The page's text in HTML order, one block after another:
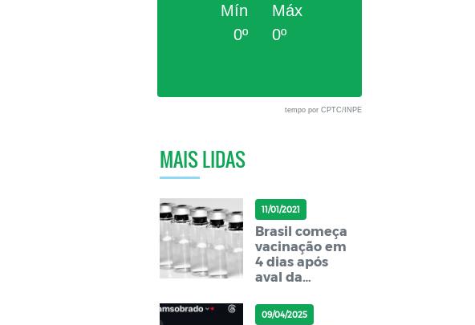
Mín
0º
Máx
0º
tempo por CPTC/INPE
MAIS LIDAS
11/01/2021
Brasil começa
vacinação em
4 dias após
aval da
ministro
09/04/2025